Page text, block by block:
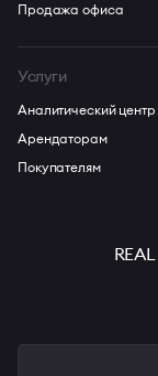
Продажа офиса
Услуги
Аналитический центр
Арендаторам
Покупателям